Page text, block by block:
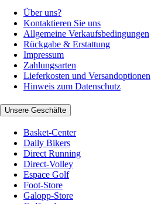
Über uns?
Kontaktieren Sie uns
Allgemeine Verkaufsbedingungen
Rückgabe & Erstattung
Impressum
Zahlungsarten
Lieferkosten und Versandoptionen
Hinweis zum Datenschutz
Unsere Geschäfte
Basket-Center
Daily Bikers
Direct Running
Direct-Volley
Espace Golf
Foot-Store
Galopp-Store